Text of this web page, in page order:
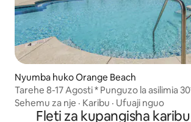
Nyumba huko Orange Beach
Tarehe 8-17 Agosti * Punguzo la asilimia
Ufukweni - Bwawa la kuogelea - Baraza
Sehemu za nje · Karibu · Ufuaji nguo
Fleti za kupangisha